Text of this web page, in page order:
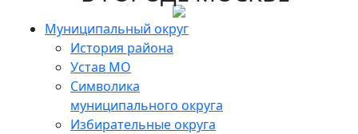
Муниципальный округ
История района
Устав МО
Символика
муниципального округа
Избирательные округа